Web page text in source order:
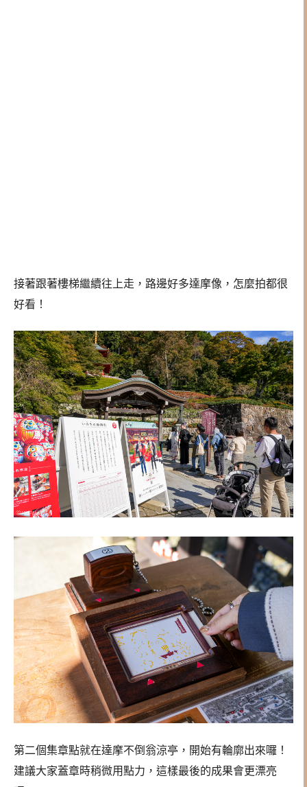
接著跟著樓梯繼續往上走，路邊好多達摩像，怎麼拍都很
好看！
第二個集章點就在達摩不倒翁涼亭，開始有輪廓出來囉！
建議大家蓋章時稍微用點力，這樣最後的成果會更漂亮